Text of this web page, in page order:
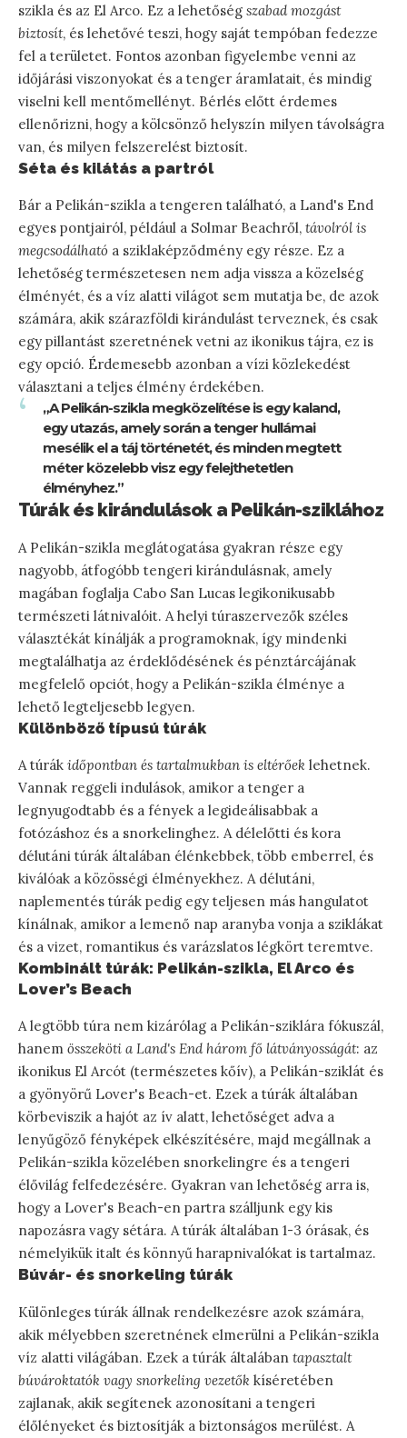
szikla és az El Arco. Ez a lehetőség szabad mozgást
biztosít, és lehetővé teszi, hogy saját tempóban fedezze
fel a területet. Fontos azonban figyelembe venni az
időjárási viszonyokat és a tenger áramlatait, és mindig
viselni kell mentőmellényt. Bérlés előtt érdemes
ellenőrizni, hogy a kölcsönző helyszín milyen távolságra
van, és milyen felszerelést biztosít.
Séta és kilátás a partról
Bár a Pelikán-szikla a tengeren található, a Land's End
egyes pontjairól, például a Solmar Beachről, távolról is
megcsodálható a sziklaképződmény egy része. Ez a
lehetőség természetesen nem adja vissza a közelség
élményét, és a víz alatti világot sem mutatja be, de azok
számára, akik szárazföldi kirándulást terveznek, és csak
egy pillantást szeretnének vetni az ikonikus tájra, ez is
egy opció. Érdemesebb azonban a vízi közlekedést
választani a teljes élmény érdekében.
„A Pelikán-szikla megközelítése is egy kaland,
egy utazás, amely során a tenger hullámai
mesélik el a táj történetét, és minden megtett
méter közelebb visz egy felejthetetlen
élményhez.”
Túrák és kirándulások a Pelikán-sziklához
A Pelikán-szikla meglátogatása gyakran része egy
nagyobb, átfogóbb tengeri kirándulásnak, amely
magában foglalja Cabo San Lucas legikonikusabb
természeti látnivalóit. A helyi túraszervezők széles
választékát kínálják a programoknak, így mindenki
megtalálhatja az érdeklődésének és pénztárcájának
megfelelő opciót, hogy a Pelikán-szikla élménye a
lehető legteljesebb legyen.
Különböző típusú túrák
A túrák időpontban és tartalmukban is eltérőek lehetnek.
Vannak reggeli indulások, amikor a tenger a
legnyugodtabb és a fények a legideálisabbak a
fotózáshoz és a snorkelinghez. A délelőtti és kora
délutáni túrák általában élénkebbek, több emberrel, és
kiválóak a közösségi élményekhez. A délutáni,
naplementés túrák pedig egy teljesen más hangulatot
kínálnak, amikor a lemenő nap aranyba vonja a sziklákat
és a vizet, romantikus és varázslatos légkört teremtve.
Kombinált túrák: Pelikán-szikla, El Arco és
Lover’s Beach
A legtöbb túra nem kizárólag a Pelikán-sziklára fókuszál,
hanem összeköti a Land's End három fő látványosságát: az
ikonikus El Arcót (természetes kőív), a Pelikán-sziklát és
a gyönyörű Lover's Beach-et. Ezek a túrák általában
körbeviszik a hajót az ív alatt, lehetőséget adva a
lenyűgöző fényképek elkészítésére, majd megállnak a
Pelikán-szikla közelében snorkelingre és a tengeri
élővilág felfedezésére. Gyakran van lehetőség arra is,
hogy a Lover's Beach-en partra szálljunk egy kis
napozásra vagy sétára. A túrák általában 1-3 órásak, és
némelyikük italt és könnyű harapnivalókat is tartalmaz.
Búvár- és snorkeling túrák
Különleges túrák állnak rendelkezésre azok számára,
akik mélyebben szeretnének elmerülni a Pelikán-szikla
víz alatti világában. Ezek a túrák általában tapasztalt
búvároktatók vagy snorkeling vezetők kíséretében
zajlanak, akik segítenek azonosítani a tengeri
élőlényeket és biztosítják a biztonságos merülést. A